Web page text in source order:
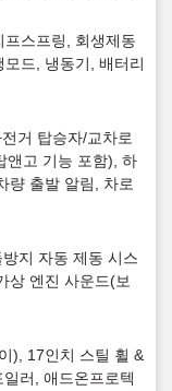
스프링, 회생제동
드, 냉동기, 배터리
거 탑승자/교차로
앤고 기능 포함), 하
량 출발 알림, 차로
지 자동 제동 시스
상 엔진 사운드(보
), 17인치 스틸 휠 &
러, 애드온프로텍